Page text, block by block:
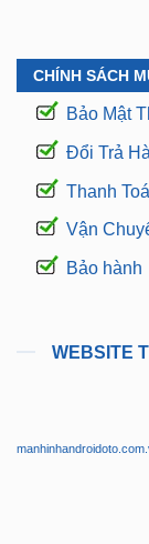
CHÍNH SÁCH
Bảo Mật
Đổi Trả
Thanh
Vận
Bảo hành
WEBSITE